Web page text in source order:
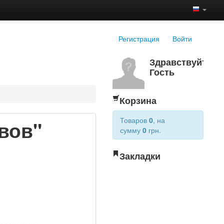
Регистрация Войти
Здравствуйте,
Гость
Корзина
Товаров0, на
сумму0 грн.
Закладки